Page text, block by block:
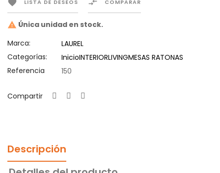
 LISTA DE DESEOS  COMPARAR
 Única unidad en stock.
Marca:
LAUREL
Categorías:
InicioINTERIORLIVINGMESAS RATONAS
Referencia
150
Compartir
Descripción